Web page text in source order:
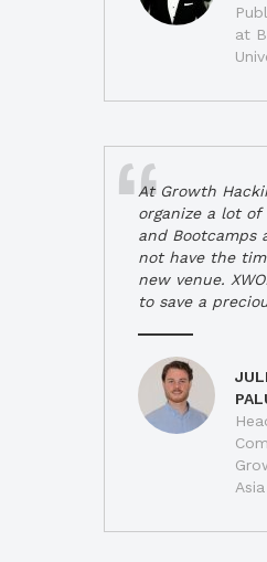
at
At Growth
organize a lot of
and Bootcamps
not have the
new venue.
to save a
Asia